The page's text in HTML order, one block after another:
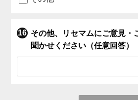
その他、リセマムにご意見・
聞かせください（任意回答）